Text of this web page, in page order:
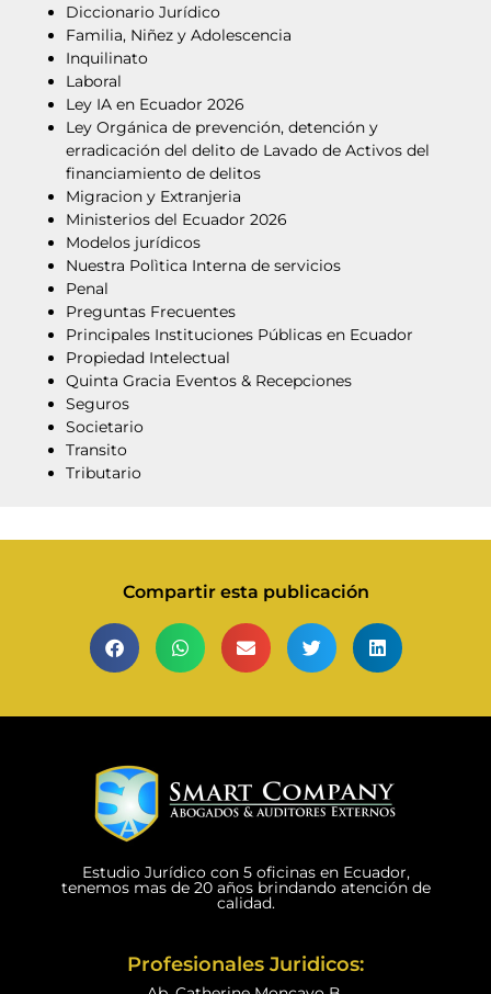
Diccionario Jurídico
Familia, Niñez y Adolescencia
Inquilinato
Laboral
Ley IA en Ecuador 2026
Ley Orgánica de prevención, detención y
erradicación del delito de Lavado de Activos del
financiamiento de delitos
Migracion y Extranjeria
Ministerios del Ecuador 2026
Modelos jurídicos
Nuestra Polìtica Interna de servicios
Penal
Preguntas Frecuentes
Principales Instituciones Públicas en Ecuador
Propiedad Intelectual
Quinta Gracia Eventos & Recepciones
Seguros
Societario
Transito
Tributario
Compartir esta publicación
Estudio Jurídico con 5 oficinas en Ecuador,
tenemos mas de 20 años brindando atención de
calidad.
Profesionales Juridicos: